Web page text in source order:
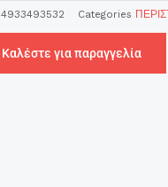
4933493532 Categories
Καλέστε για παραγγελία